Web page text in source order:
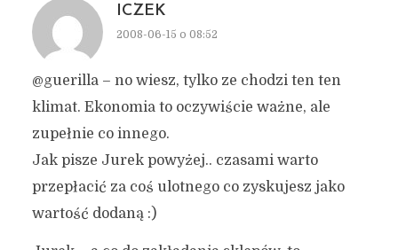
ICZEK
2008-06-15 o 08:52
@guerilla – no wiesz, tylko ze chodzi ten ten
klimat. Ekonomia to oczywiście ważne, ale
zupełnie co innego.
Jak pisze Jurek powyżej.. czasami warto
przepłacić za coś ulotnego co zyskujesz jako
wartość dodaną :)